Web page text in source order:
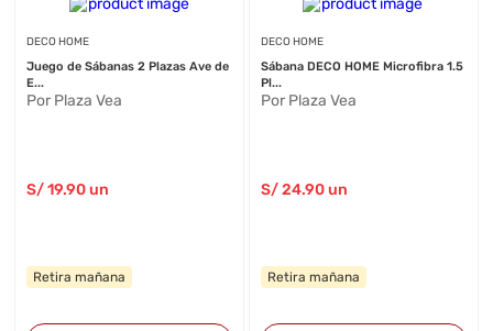
DECO HOME
Juego de Sábanas 2 Plazas Ave de
E...
Por Plaza Vea
S/19.90 un
Retira mañana
DECO HOME
Sábana DECO HOME Microfibra 1.5
Pl...
Por Plaza Vea
S/24.90un
Retira mañana